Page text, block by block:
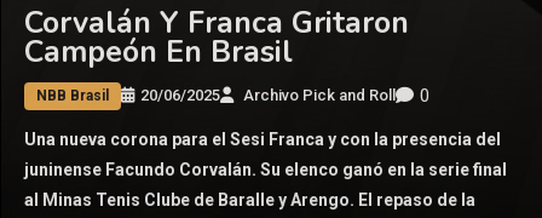
Corvalán Y Franca Gritaron
Campeón En Brasil
NBB Brasil 20/06/2025 Archivo Pick and Roll 0
Una nueva corona para el Sesi Franca y con la presencia del
juninense Facundo Corvalán. Su elenco ganó en la serie final
al Minas Tenis Clube de Baralle y Arengo. El repaso de la